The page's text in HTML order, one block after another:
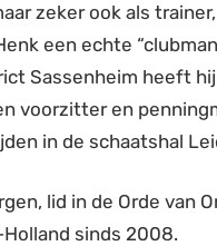
zeker ook als
een echte
Sassenheim heeft
voorzitter en
in de schaatshal
lid in de Orde van
sinds 2008.